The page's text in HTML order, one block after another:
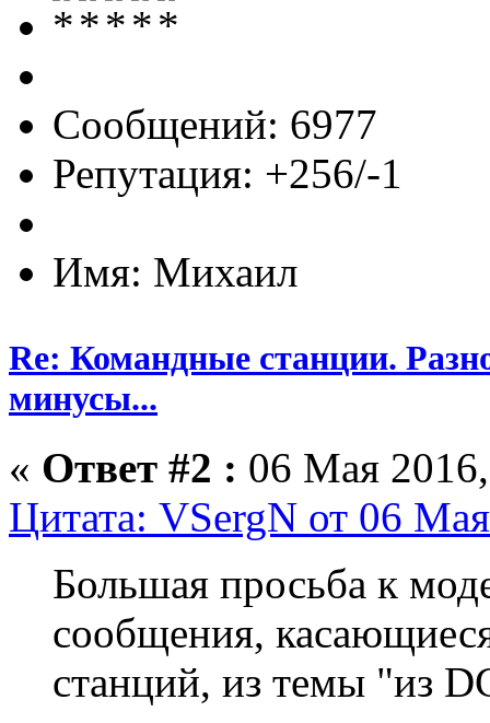
Сообщений: 6977
Репутация: +256/-1
Имя: Михаил
Re: Командные станции.
минусы...
« Ответ #2 : 06 Мая
Цитата: VSergN от 06
Большая просьба к
сообщения,
станций, из темы "из